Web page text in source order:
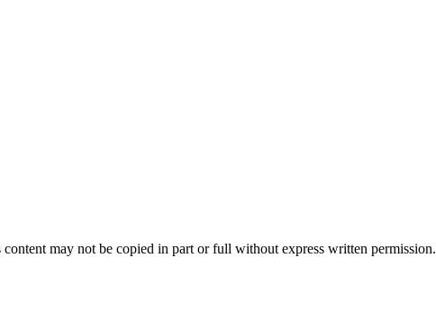
may not be copied in part or full without express written permission.